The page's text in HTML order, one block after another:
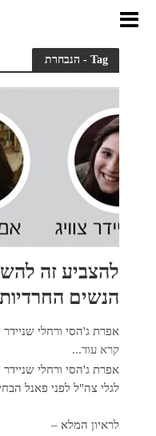
Tag - הנבחרת
להצביע זה
הנשים
אפרת ג'הסי ורחלי שניידר
קרא עוד...
לגלי צה"ל לפני פאנל
לראיון המלא –